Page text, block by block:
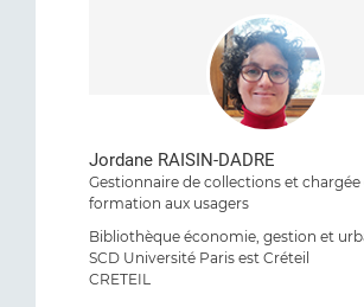
Jordane RAISIN-DADRE
Gestionnaire de collections et chargée
formation aux usagers
Bibliothèque économie, gestion et
SCD Université Paris est Créteil
CRETEIL